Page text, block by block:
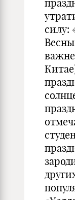
силу: